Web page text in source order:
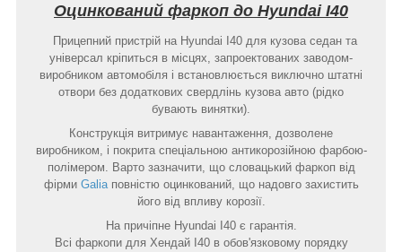
Оцинкований фаркоп до Hyundai I40
Прицепний пристрій на Hyundai I40 для кузова седан та
універсал кріпиться в місцях, запроектованих заводом-
виробником автомобіля і встановлюється виключно штатні
отвори без додаткових свердлінь кузова авто (рідко
бувають винятки).
Конструкція витримує навантаження, дозволене
виробником, і покрита спеціальною антикорозійною фарбою-
полімером. Варто зазначити, що словацький фаркоп від
фірми Galiaповністю оцинкований, що надовго захистить
його від впливу корозії.
На причіпне Hyundai I40 є гарантія.
Всі фаркопи для Хендай I40 в обов'язковому порядку